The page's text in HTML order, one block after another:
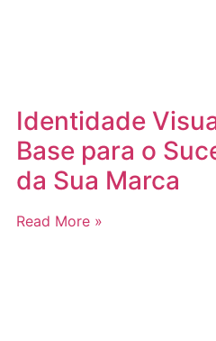
Identidade
Base para o
da Sua Marca
Read More »